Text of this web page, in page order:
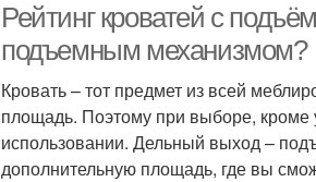
Рейтинг кроватей с
подъемным механизмом?
Кровать – тот предмет из всей
площадь. Поэтому при выборе, кроме
использовании. Дельный выход –
дополнительную площадь, где вы